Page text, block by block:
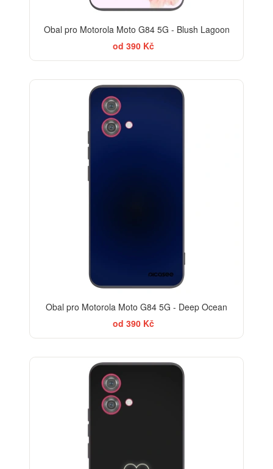
Obal pro Motorola Moto G84 5G - Blush Lagoon
od 390 Kč
Obal pro Motorola Moto G84 5G - Deep Ocean
od 390 Kč